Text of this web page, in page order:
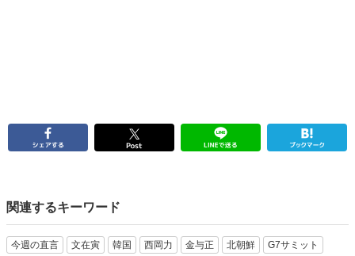
関連するキーワード
今週の直言 文在寅 韓国 西岡力 金与正 北朝鮮
G7サミット